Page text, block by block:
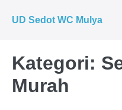
UD Sedot WC Mulya
Kategori:
Murah